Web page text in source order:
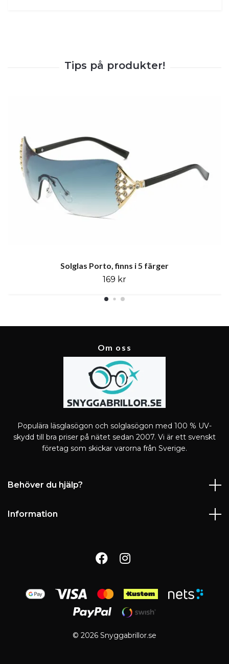
Solglas Porto, finns i 5 färger
169 kr
Om oss
Populära läsglasögon och solglasögon med 100 % UV-
skydd till bra priser på nätet sedan 2007. Vi är ett svenskt
företag som skickar varorna från Sverige.
Behöver du hjälp?
Information
© 2026 Snyggabrillor.se